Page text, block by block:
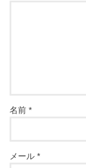
名前*
メール*